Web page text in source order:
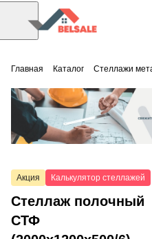
Главная Каталог Стеллажи
Акция Калькулятор стеллажей
Стеллаж полочный
СТФ